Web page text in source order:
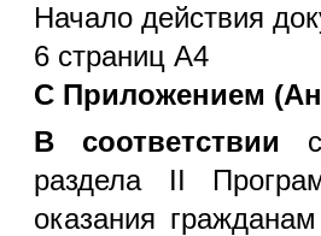
Начало действия
6 страниц А4
С Приложением
В соответствии с
раздела II
оказания